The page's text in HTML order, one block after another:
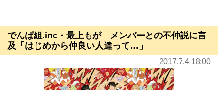
でんぱ組.inc・最上もが メンバーとの不仲説に言
及「はじめから仲良い人達って…」
2017.7.4 18:00